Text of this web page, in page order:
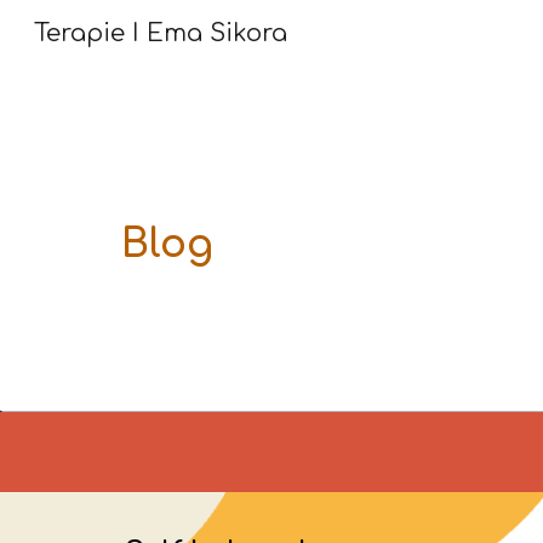
Terapie I Ema Sikora
Blog